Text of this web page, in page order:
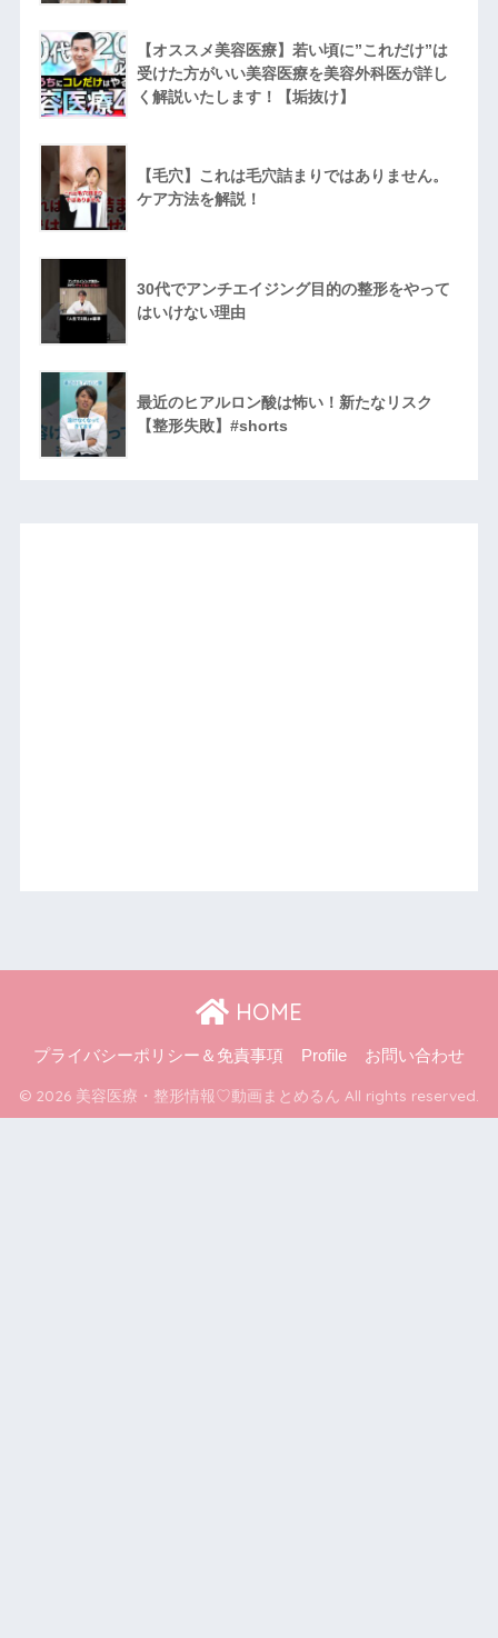
【オススメ美容医療】若い頃に”これだけ”は
受けた方がいい美容医療を美容外科医が詳し
く解説いたします！【垢抜け】
【毛穴】これは毛穴詰まりではありません。
ケア方法を解説！
30代でアンチエイジング目的の整形をやって
はいけない理由
最近のヒアルロン酸は怖い！新たなリスク
【整形失敗】#shorts
HOME
プライバシーポリシー＆免責事項 Profile お問い合わせ
© 2026 美容医療・整形情報♡動画まとめるん All rights reserved.